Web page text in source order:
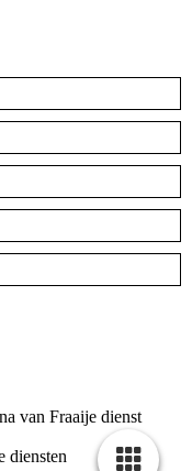
van Fraaije dienst
diensten